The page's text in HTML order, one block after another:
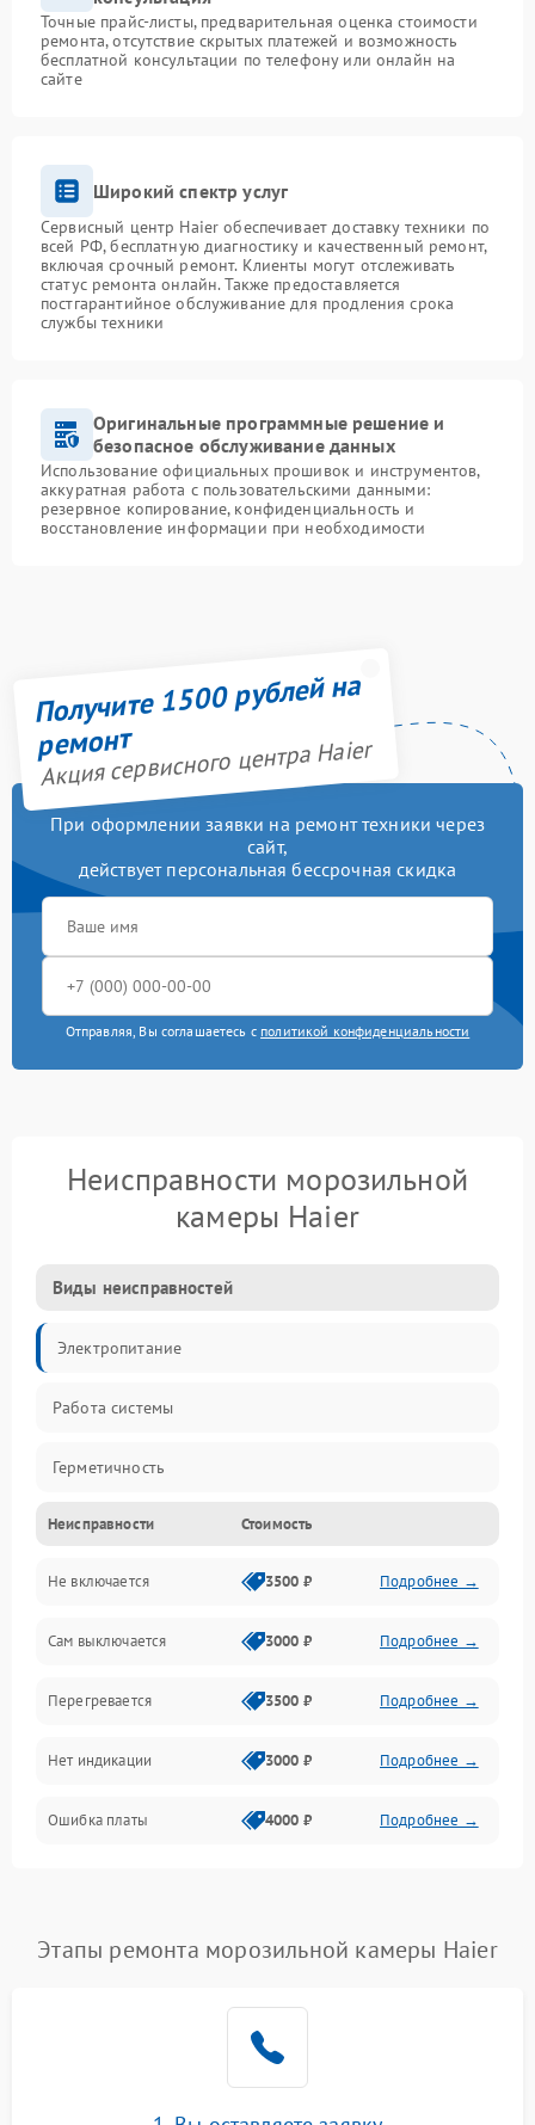
Точные прайс-листы, предварительная оценка стоимости
ремонта, отсутствие скрытых платежей и возможность
бесплатной консультации по телефону или онлайн на
сайте
Широкий спектр услуг
Сервисный центр Haier обеспечивает доставку техники по
всей РФ, бесплатную диагностику и качественный ремонт,
включая срочный ремонт. Клиенты могут отслеживать
статус ремонта онлайн. Также предоставляется
постгарантийное обслуживание для продления срока
службы техники
Оригинальные программные решение и
безопасное обслуживание данных
Использование официальных прошивок и инструментов,
аккуратная работа с пользовательскими данными:
резервное копирование, конфиденциальность и
восстановление информации при необходимости
Получите 1500 рублей на
ремонт
Акция сервисного центра Haier
При оформлении заявки на ремонт техники через
сайт,
действует персональная бессрочная скидка
Отправляя, Вы соглашаетесь с политикой конфиденциальности
Неисправности морозильной
камеры Haier
Виды неисправностей
Электропитание
Работа системы
Герметичность
Механика
Неисправности Стоимость
Не включается 3500 ₽ Подробнее →
Сам выключается 3000 ₽ Подробнее →
Перегревается 3500 ₽ Подробнее →
Нет индикации 3000 ₽ Подробнее →
Ошибка платы 4000 ₽ Подробнее →
Этапы ремонта морозильной камеры Haier